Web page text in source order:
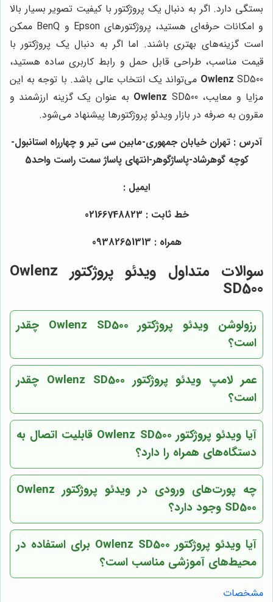
بستگی دارد. اگر به دنبال یک پروژکتور با کیفیت تصویر بسیار بالا
و امکانات حرفه‌ای هستید، پروژکتورهای Epson و BenQ ممکن
است گزینه‌های بهتری باشند. اما اگر به دنبال یک پروژکتور با
قیمت مناسب، طراحی قابل حمل و رابط کاربری ساده هستید،
Owlenz SD500 می‌تواند یک انتخاب عالی باشد. با توجه به این
مزایا و معایب،
Owlenz SD500 به عنوان یک گزینه ارزشمند و
مقرون به صرفه در بازار ویدئو پروژکتورها پیشنهاد می‌شود.
آدرس : تهران خیابان جمهوری-مابین سی تیر و چهارراه استانبول-
کوچه گوهرشاد-پاساژگوهر-انتهای پاساژ سمت راست واحد5
ایمیل :
خط ثابت : 02166748823
همراه : 09382651313
سوالات متداول ویدئو پروژکتور Owlenz
SD500
رزولوشن ویدئو پروژکتور Owlenz SD500 چقدر
است؟
عمر لامپ ویدئو پروژکتور Owlenz SD500 چقدر
است؟
آیا ویدئو پروژکتور Owlenz SD500 قابلیت اتصال به
دستگاه‌های همراه را دارد؟
چه پورت‌های ورودی در ویدئو پروژکتور Owlenz
SD500 وجود دارد؟
آیا ویدئو پروژکتور Owlenz SD500 برای استفاده در
محیط‌های آموزشی مناسب است؟
مشخصات